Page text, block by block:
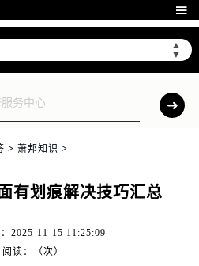

▲
▼
北京市东城区东长安街1号王府井东方广场W3座6层602室售后服务中心（需提前预约）
> 萧邦知识 >
有划痕解决技巧汇总
2025-11-15 11:25:09
阅读：（次）